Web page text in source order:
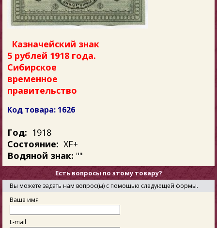
Казначейский знак
5 рублей 1918 года.
Сибирское
временное
правительство
Код товара: 1626
Год: 1918
Состояние: XF+
Водяной знак: ""
Есть вопросы по этому товару?
Вы можете задать нам вопрос(ы) с помощью следующей формы.
Ваше имя
E-mail